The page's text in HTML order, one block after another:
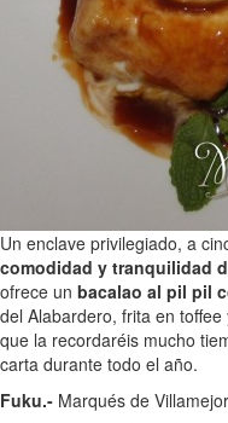
Un enclave privilegiado, a
comodidad y tranquilidad
ofrece un bacalao al pil pil
del Alabardero, frita en
que la recordaréis mucho
carta durante todo el año.
Fuku.- Marqués de